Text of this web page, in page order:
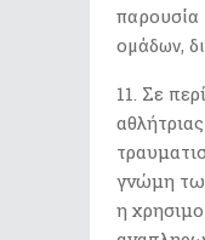
ομάδων,
Σε
γνώμη
η